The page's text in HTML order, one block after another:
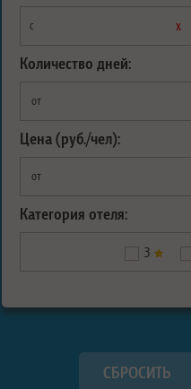
с х
Количество дней:
от
Цена (руб./чел):
от
Категория отеля:
3